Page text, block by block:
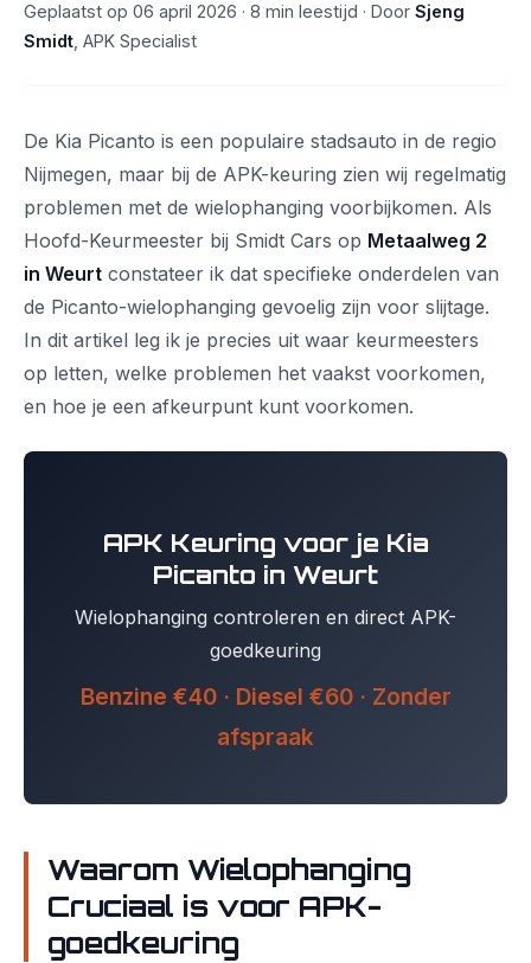
Geplaatst op 06 april 2026 · 8 min leestijd · Door Sjeng
Smidt , APK Specialist
De Kia Picanto is een populaire stadsauto in de regio
Nijmegen, maar bij de APK-keuring zien wij regelmatig
problemen met de wielophanging voorbijkomen. Als
Hoofd-Keurmeester bij Smidt Cars op Metaalweg 2
in Weurt constateer ik dat specifieke onderdelen van
de Picanto-wielophanging gevoelig zijn voor slijtage.
In dit artikel leg ik je precies uit waar keurmeesters
op letten, welke problemen het vaakst voorkomen,
en hoe je een afkeurpunt kunt voorkomen.
APK Keuring voor je Kia
Picanto in Weurt
Wielophanging controleren en direct APK-
goedkeuring
Benzine €40 · Diesel €60 · Zonder
afspraak
Waarom Wielophanging
Cruciaal is voor APK-
goedkeuring